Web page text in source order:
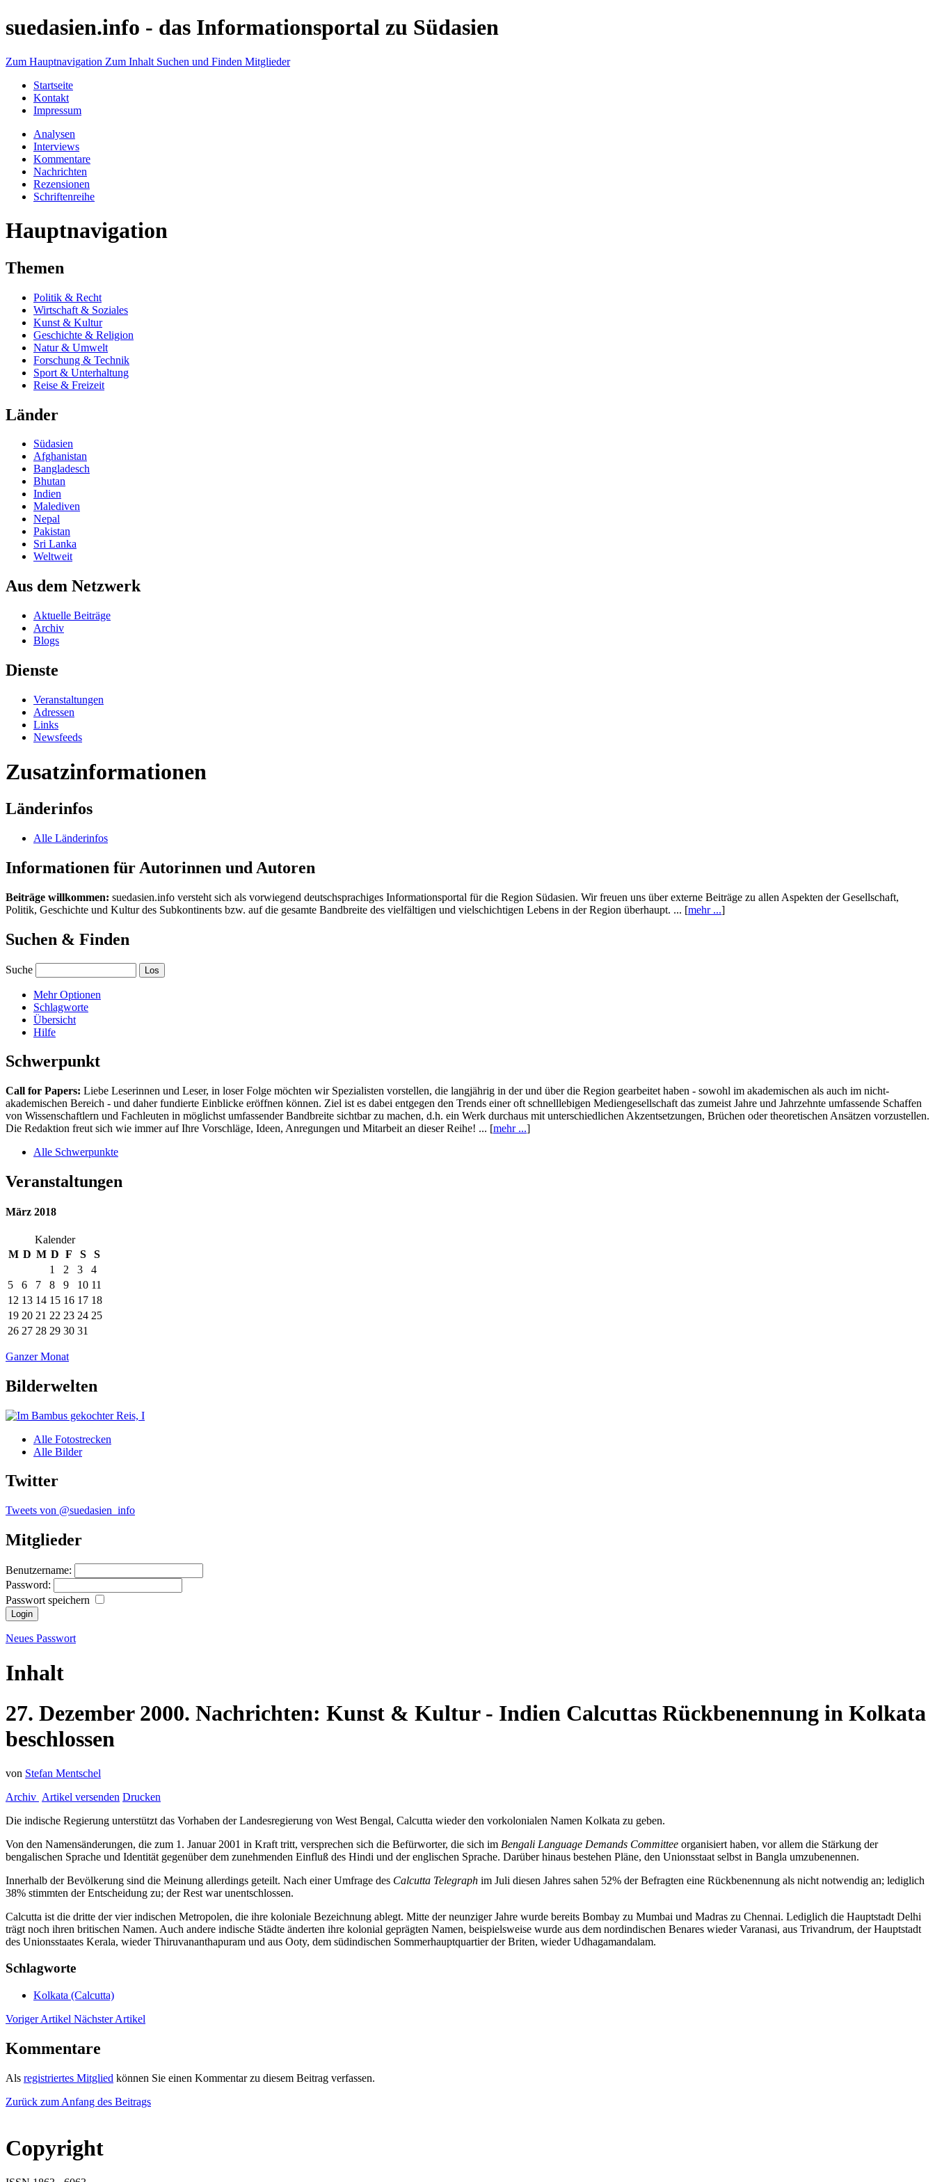
suedasien.info - das Informationsportal zu Südasien
Zum Hauptnavigation Zum Inhalt Suchen und Finden Mitglieder
Startseite
Kontakt
Impressum
Analysen
Interviews
Kommentare
Nachrichten
Rezensionen
Schriftenreihe
Hauptnavigation
Themen
Politik & Recht
Wirtschaft & Soziales
Kunst & Kultur
Geschichte & Religion
Natur & Umwelt
Forschung & Technik
Sport & Unterhaltung
Reise & Freizeit
Länder
Südasien
Afghanistan
Bangladesch
Bhutan
Indien
Malediven
Nepal
Pakistan
Sri Lanka
Weltweit
Aus dem Netzwerk
Aktuelle Beiträge
Archiv
Blogs
Dienste
Veranstaltungen
Adressen
Links
Newsfeeds
Zusatzinformationen
Länderinfos
Alle Länderinfos
Informationen für Autorinnen und Autoren
Beiträge willkommen: suedasien.info versteht sich als vorwiegend deutschsprachiges Informationsportal für die Region Südasien. Wir freuen uns über externe Beiträge zu allen Aspekten der Gesellschaft,
Politik, Geschichte und Kultur des Subkontinents bzw. auf die gesamte Bandbreite des vielfältigen und vielschichtigen Lebens in der Region überhaupt. ... [mehr ...]
Suchen & Finden
Suche
Mehr Optionen
Schlagworte
Übersicht
Hilfe
Schwerpunkt
Call for Papers: Liebe Leserinnen und Leser, in loser Folge möchten wir Spezialisten vorstellen, die langjährig in der und über die Region gearbeitet haben - sowohl im akademischen als auch im nicht-
akademischen Bereich - und daher fundierte Einblicke eröffnen können. Ziel ist es dabei entgegen den Trends einer oft schnelllebigen Mediengesellschaft das zumeist Jahre und Jahrzehnte umfassende Schaffen
von Wissenschaftlern und Fachleuten in möglichst umfassender Bandbreite sichtbar zu machen, d.h. ein Werk durchaus mit unterschiedlichen Akzentsetzungen, Brüchen oder theoretischen Ansätzen vorzustellen.
Die Redaktion freut sich wie immer auf Ihre Vorschläge, Ideen, Anregungen und Mitarbeit an dieser Reihe! ... [mehr ...]
Alle Schwerpunkte
Veranstaltungen
März 2018
Kalender
M D M D F S
S
1
2 3
4
5
6 7 8 9 10 11
12 13 14 15 16 17 18
19 20 21 22 23 24 25
26 27 28 29 30 31
Ganzer Monat
Bilderwelten
Alle Fotostrecken
Alle Bilder
Twitter
Tweets von @suedasien_info
Mitglieder
Benutzername:
Password:
Passwort speichern
Neues Passwort
Inhalt
27. Dezember 2000. Nachrichten: Kunst & Kultur - Indien Calcuttas Rückbenennung in Kolkata
beschlossen
von Stefan Mentschel
Archiv Artikel versenden Drucken
Die indische Regierung unterstützt das Vorhaben der Landesregierung von West Bengal, Calcutta wieder den vorkolonialen Namen Kolkata zu geben.
Von den Namensänderungen, die zum 1. Januar 2001 in Kraft tritt, versprechen sich die Befürworter, die sich im Bengali Language Demands Committee organisiert haben, vor allem die Stärkung der
bengalischen Sprache und Identität gegenüber dem zunehmenden Einfluß des Hindi und der englischen Sprache. Darüber hinaus bestehen Pläne, den Unionsstaat selbst in Bangla umzubenennen.
Innerhalb der Bevölkerung sind die Meinung allerdings geteilt. Nach einer Umfrage des Calcutta Telegraph im Juli diesen Jahres sahen 52% der Befragten eine Rückbenennung als nicht notwendig an; lediglich
38% stimmten der Entscheidung zu; der Rest war unentschlossen.
Calcutta ist die dritte der vier indischen Metropolen, die ihre koloniale Bezeichnung ablegt. Mitte der neunziger Jahre wurde bereits Bombay zu Mumbai und Madras zu Chennai. Lediglich die Hauptstadt Delhi
trägt noch ihren britischen Namen. Auch andere indische Städte änderten ihre kolonial geprägten Namen, beispielsweise wurde aus dem nordindischen Benares wieder Varanasi, aus Trivandrum, der Hauptstadt
des Unionsstaates Kerala, wieder Thiruvananthapuram und aus Ooty, dem südindischen Sommerhauptquartier der Briten, wieder Udhagamandalam.
Schlagworte
Kolkata (Calcutta)
Voriger Artikel Nächster Artikel
Kommentare
Als registriertes Mitglied können Sie einen Kommentar zu diesem Beitrag verfassen.
Zurück zum Anfang des Beitrags
Copyright